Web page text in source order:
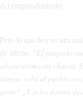
del emprendimiento.
Pero lo que hoy es una
de afecto.
“El proyecto
adquirieron esta chacra.
tiempo volví al pueblo
gente? ¿Y si les damos de